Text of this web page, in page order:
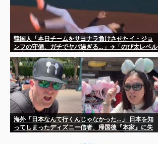
韓国人「本日チームをサヨナラ負けさせたイ・ジョ
ンフの守備、ガチでヤバ過ぎる…」→「のび太レベル
海外「日本なんて行くんじゃなかった…」 日本を知
ってしまったディズニー信者、帰国後『本家』に失